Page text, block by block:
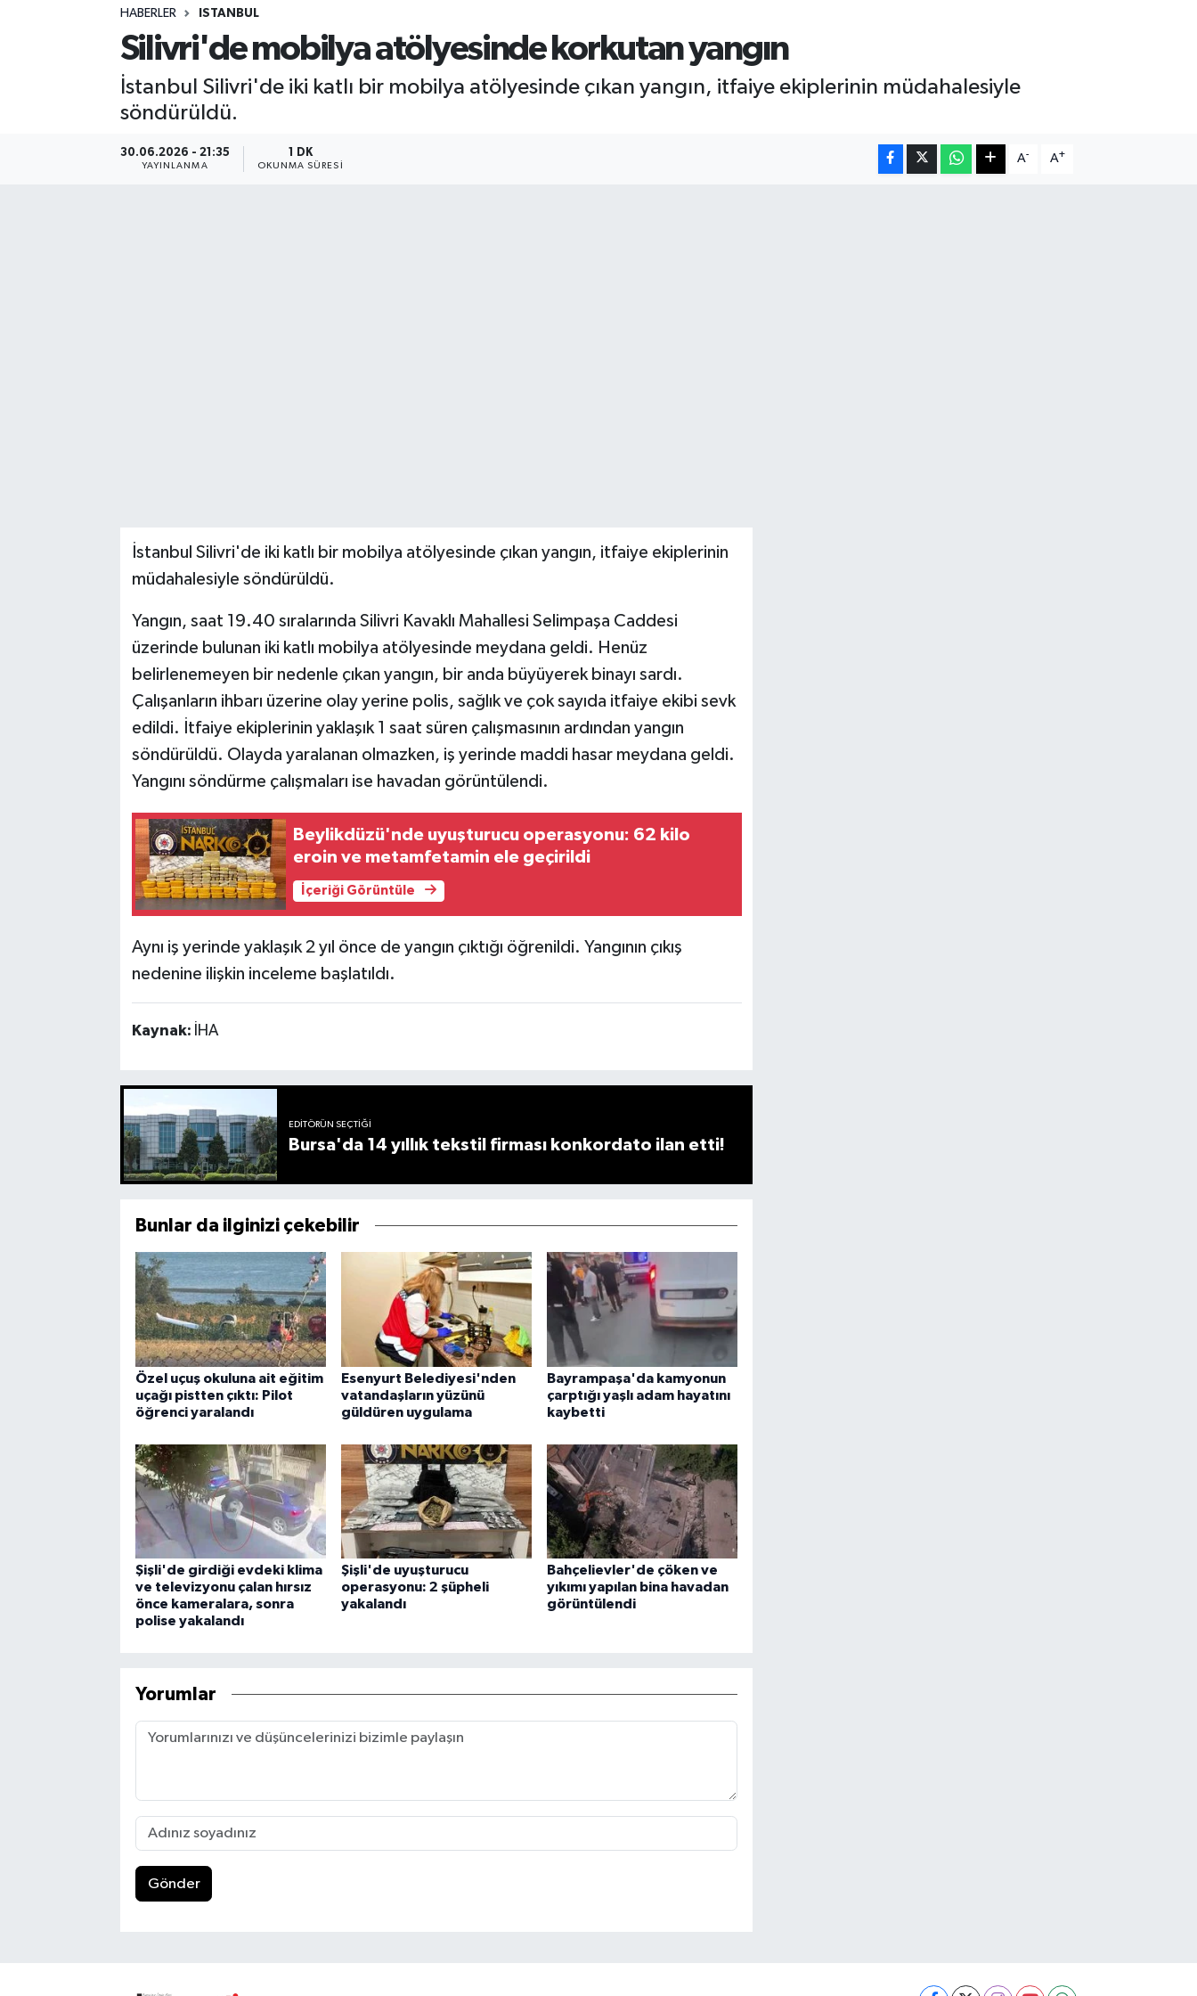
HABERLER ISTANBUL
Silivri'de mobilya atölyesinde korkutan yangın
İstanbul Silivri'de iki katlı bir mobilya atölyesinde çıkan yangın, itfaiye ekiplerinin müdahalesiyle
söndürüldü.
30.06.2026 - 21:35
YAYINLANMA
1 DK
OKUNMA SÜRESI
A- A+
İstanbul Silivri'de iki katlı bir mobilya atölyesinde çıkan yangın, itfaiye ekiplerinin
müdahalesiyle söndürüldü.
Yangın, saat 19.40 sıralarında Silivri Kavaklı Mahallesi Selimpaşa Caddesi
üzerinde bulunan iki katlı mobilya atölyesinde meydana geldi. Henüz
belirlenemeyen bir nedenle çıkan yangın, bir anda büyüyerek binayı sardı.
Çalışanların ihbarı üzerine olay yerine polis, sağlık ve çok sayıda itfaiye ekibi sevk
edildi. İtfaiye ekiplerinin yaklaşık 1 saat süren çalışmasının ardından yangın
söndürüldü. Olayda yaralanan olmazken, iş yerinde maddi hasar meydana geldi.
Yangını söndürme çalışmaları ise havadan görüntülendi.
Beylikdüzü'nde uyuşturucu operasyonu: 62 kilo
eroin ve metamfetamin ele geçirildi
İçeriği Görüntüle
Aynı iş yerinde yaklaşık 2 yıl önce de yangın çıktığı öğrenildi. Yangının çıkış
nedenine ilişkin inceleme başlatıldı.
Kaynak: İHA
EDITÖRÜN SEÇTIĞI
Bursa'da 14 yıllık tekstil firması konkordato ilan etti!
Bunlar da ilginizi çekebilir
Özel uçuş okuluna ait eğitim
uçağı pistten çıktı: Pilot
öğrenci yaralandı
Esenyurt Belediyesi'nden
vatandaşların yüzünü
güldüren uygulama
Bayrampaşa'da kamyonun
çarptığı yaşlı adam hayatını
kaybetti
Şişli'de girdiği evdeki klima
ve televizyonu çalan hırsız
önce kameralara, sonra
polise yakalandı
Şişli'de uyuşturucu
operasyonu: 2 şüpheli
yakalandı
Bahçelievler'de çöken ve
yıkımı yapılan bina havadan
görüntülendi
Yorumlar
Gönder